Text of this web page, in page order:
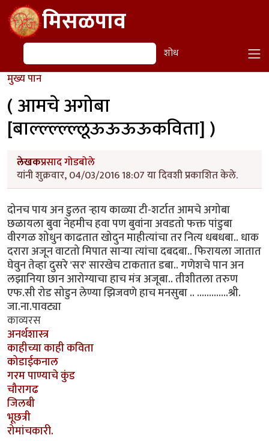
Skip to main contentमिसळपाव
शोध शोध
मुख्य पान
( आमचे अगोबा
[बाल्ल्ल्ल्ल्लूऊऊऊऊकविता] )
लेखकप्रसाद गोडबोले
यांनी शुक्रवार, 04/03/2016 18:07 या दिवशी प्रकाशित केले.
दोनच पाय अन डुलत र्‍हाय काळ्या टी-शर्टात आमचे अगोबा
छळायला बुवा नेहमीच हवा पण बुवांना अवडतो फक्त पांडुबा
वीरगळ शोधुन काढतात खोदुन माहीत्यांचा तर नित्य धबधबा.. धाक
दरारा अजून वाटतो मिपात साऱ्या त्यांचा दबदबा.. फिरायला जातात
घेवुन तेव्हा दुसरे 'सर' सारखेच टाकतात डबा.. गणेशचे पान अन
लझानिया छान आरोग्याचा हाच मंत्र अजूबा.. तीशीतला तरुण
एफ.सी रोड सोडुन लेण्या झिजवणे हाच मनसुबा .. .............श्री.
जा.ना.पावट्या
काव्यरस
अनर्थशास्त्र
काहीच्या काही कविता
कोडाईकनाल
गरम पाण्याचे कुंड
चौरागढ
जिलबी
भूछत्री
रोमांचकारी.